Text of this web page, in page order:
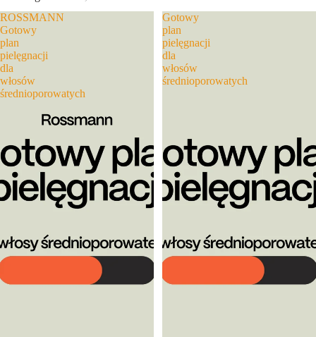
ROSSMANN
Gotowy
plan
pielęgnacji
dla
włosów
średnioporowatych
Gotowy
plan
pielęgnacji
dla
włosów
średnioporowatych